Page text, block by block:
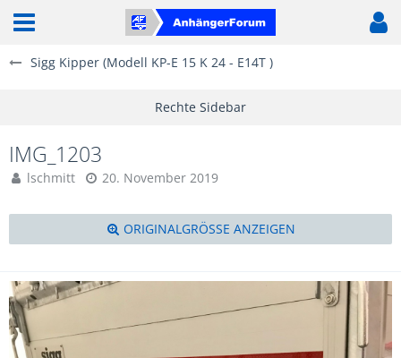
Sigg Kipper (Modell KP-E 15 K 24 - E14T )
IMG_1203
lschmitt 20. November 2019
ORIGINALGRÖSSE ANZEIGEN